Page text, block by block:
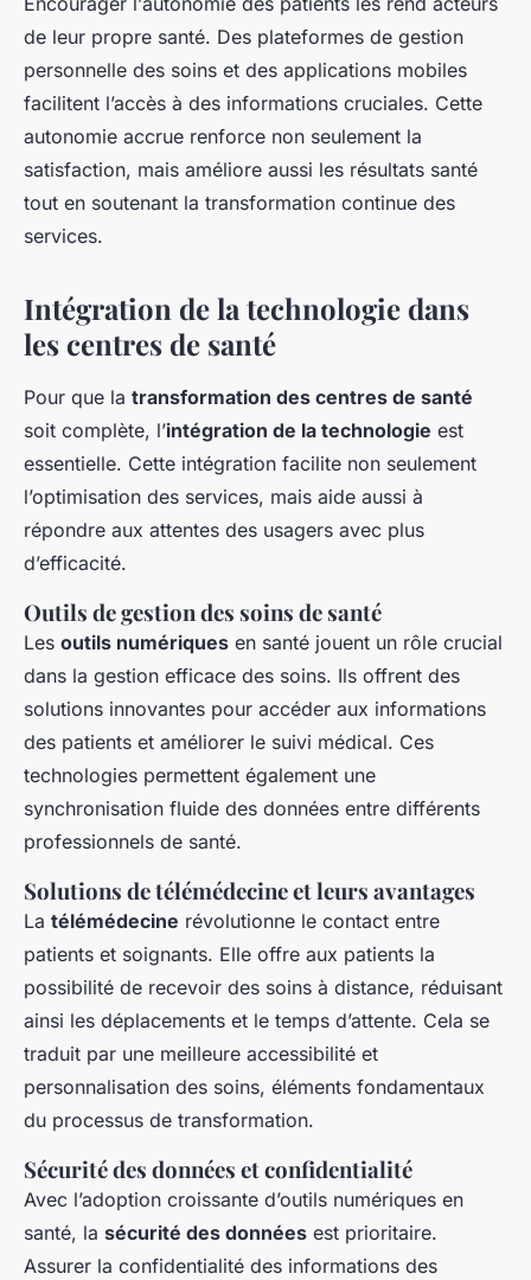
de leur propre santé. Des plateformes de gestion
personnelle des soins et des applications mobiles
facilitent l’accès à des informations cruciales. Cette
autonomie accrue renforce non seulement la
satisfaction, mais améliore aussi les résultats santé
tout en soutenant la transformation continue des
services.
Intégration de la technologie dans
les centres de santé
Pour que la transformation des centres de santé
soit complète, l’intégration de la technologie est
essentielle. Cette intégration facilite non seulement
l’optimisation des services, mais aide aussi à
répondre aux attentes des usagers avec plus
d’efficacité.
Outils de gestion des soins de santé
Les outils numériques en santé jouent un rôle crucial
dans la gestion efficace des soins. Ils offrent des
solutions innovantes pour accéder aux informations
des patients et améliorer le suivi médical. Ces
technologies permettent également une
synchronisation fluide des données entre différents
professionnels de santé.
Solutions de télémédecine et leurs avantages
La télémédecine révolutionne le contact entre
patients et soignants. Elle offre aux patients la
possibilité de recevoir des soins à distance, réduisant
ainsi les déplacements et le temps d’attente. Cela se
traduit par une meilleure accessibilité et
personnalisation des soins, éléments fondamentaux
du processus de transformation.
Sécurité des données et confidentialité
Avec l’adoption croissante d’outils numériques en
santé, la sécurité des données est prioritaire.
Assurer la confidentialité des informations des